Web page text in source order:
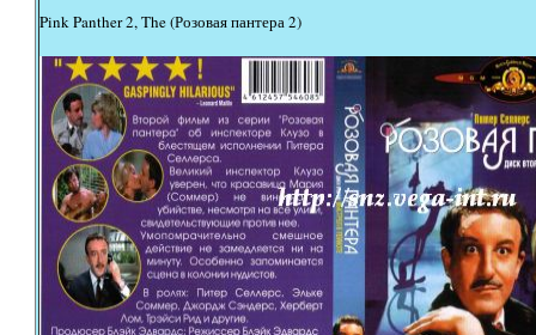
Pink Panther 2, The (Розовая пантера 2)